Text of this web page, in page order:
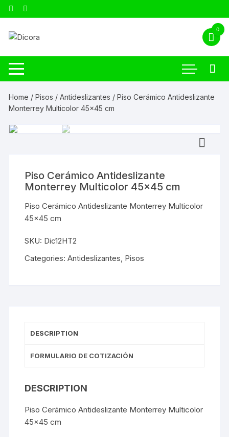
0
Home /Pisos /Antideslizantes / Piso Cerámico Antideslizante
Monterrey Multicolor 45×45 cm
Piso Cerámico Antideslizante
Monterrey Multicolor 45×45 cm
Piso Cerámico Antideslizante Monterrey Multicolor
45×45 cm
SKU: Dic12HT2
Categories:Antideslizantes, Pisos
DESCRIPTION
FORMULARIO DE COTIZACIÓN
DESCRIPTION
Piso Cerámico Antideslizante Monterrey Multicolor
45×45 cm